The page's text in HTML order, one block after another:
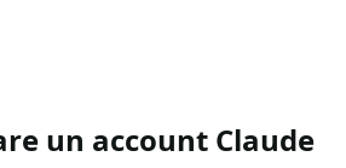
un account Claude